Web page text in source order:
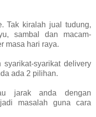
Tak kiralah jual tudung,
sambal dan macam-
masa hari raya.
syarikat delivery
ada 2 pilihan.
jarak anda dengan
masalah guna cara